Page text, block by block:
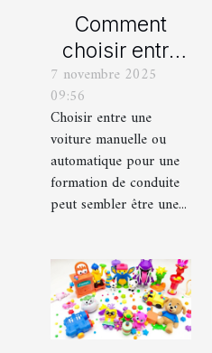
Comment
choisir entre
une voiture
manuelle ou
automatique
pour votre
formation de
conduite ?
7 novembre 2025
09:56
Choisir entre une
voiture manuelle ou
automatique pour une
formation de conduite
peut sembler être une...